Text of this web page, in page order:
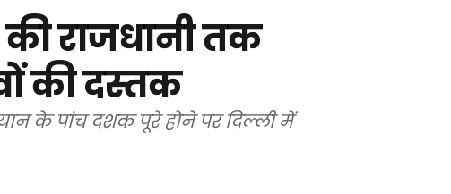
राजधानी तक
की दस्तक
के पांच दशक पूरे होने पर दिल्ली में